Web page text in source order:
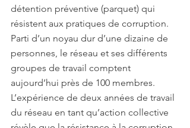
détention préventive (parquet) qui
résistent aux pratiques de corruption.
Parti d’un noyau dur d’une dizaine de
personnes, le réseau et ses différents
groupes de travail comptent
aujourd’hui près de 100 membres.
L’expérience de deux années de travail
du réseau en tant qu’action collective